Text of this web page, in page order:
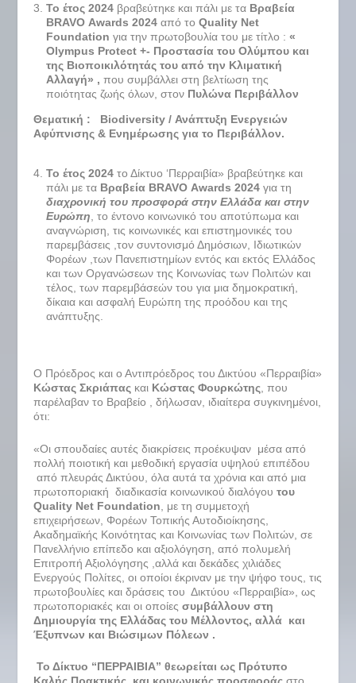
Το έτος 2024 βραβεύτηκε και πάλι με τα Βραβεία
BRAVO Awards 2024από τοQuality Net
Foundation για την πρωτοβουλία του με τίτλο :«
Olympus Protect +- Προστασία του Ολύμπου και
της Βιοποικιλότητάς του από την Κλιματική
Αλλαγή» ,που συμβάλλει στη βελτίωση της
ποιότητας ζωής όλων, στον Πυλώνα Περιβάλλον
Θεματική : Biodiversity / Ανάπτυξη Ενεργειών
Αφύπνισης & Ενημέρωσης για το Περιβάλλον.
Το έτος 2024το Δίκτυο ‘Περραιβία» βραβεύτηκε και
πάλι με τα Βραβεία BRAVO Awards 2024για τη
διαχρονική του προσφορά στην Ελλάδα και στην
Ευρώπη , το έντονο κοινωνικό του αποτύπωμα και
αναγνώριση, τις κοινωνικές και επιστημονικές του
παρεμβάσεις ,τον συντονισμό Δημόσιων, Ιδιωτικών
Φορέων ,των Πανεπιστημίων εντός και εκτός Ελλάδος
και των Οργανώσεων της Κοινωνίας των Πολιτών και
τέλος, των παρεμβάσεών του για μια δημοκρατική,
δίκαια και ασφαλή Ευρώπη της προόδου και της
ανάπτυξης.
Ο Πρόεδρος και ο Αντιπρόεδρος του Δικτύου «Περραιβία»
Κώστας Σκριάπας και Κώστας Φουρκώτης , που
παρέλαβαν το Βραβείο , δήλωσαν, ιδιαίτερα συγκινημένοι,
ότι:
«Οι σπουδαίες αυτές διακρίσεις προέκυψαν μέσα από
πολλή ποιοτική και μεθοδική εργασία υψηλού επιπέδου
από πλευράς Δικτύου, όλα αυτά τα χρόνια και από μια
πρωτοποριακή διαδικασία κοινωνικού διαλόγου του
Quality Net Foundation , με τη συμμετοχή
επιχειρήσεων, Φορέων Τοπικής Αυτοδιοίκησης,
Ακαδημαϊκής Κοινότητας και Κοινωνίας των Πολιτών, σε
Πανελλήνιο επίπεδο και αξιολόγηση, από πολυμελή
Επιτροπή Αξιολόγησης ,αλλά και δεκάδες χιλιάδες
Ενεργούς Πολίτες, οι οποίοι έκριναν με την ψήφο τους, τις
πρωτοβουλίες και δράσεις του Δικτύου «Περραιβία», ως
πρωτοποριακές και οι οποίεςσυμβάλλουν στη
Δημιουργία της Ελλάδας του Μέλλοντος, αλλά και
Έξυπνων και Βιώσιμων Πόλεων .
Το Δίκτυο “ΠΕΡΡΑΙΒΙΑ” θεωρείται ως Πρότυπο